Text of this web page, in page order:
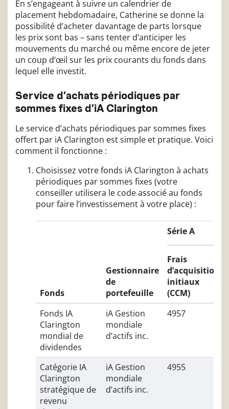
En s’engageant à suivre un calendrier de
placement hebdomadaire, Catherine se donne la
possibilité d’acheter davantage de parts lorsque
les prix sont bas – sans tenter d’anticiper les
mouvements du marché ou même encore de jeter
un coup d’œil sur les prix courants du fonds dans
lequel elle investit.
Service d’achats périodiques par
sommes fixes d’iA Clarington
Le service d’achats périodiques par sommes fixes
offert par iA Clarington est simple et pratique. Voici
comment il fonctionne :
Choisissez votre fonds iA Clarington à achats
périodiques par sommes fixes (votre
conseiller utilisera le code associé au fonds
pour faire l’investissement à votre place) :
Fonds
Gestionnaire
de
portefeuille
Série A
Frais
d’acquisitions
initiaux
(CCM)
Fonds IA
Clarington
mondial de
dividendes
iA Gestion
mondiale
d’actifs inc.
4957
Catégorie IA
Clarington
stratégique de
revenu
iA Gestion
mondiale
d’actifs inc.
4955